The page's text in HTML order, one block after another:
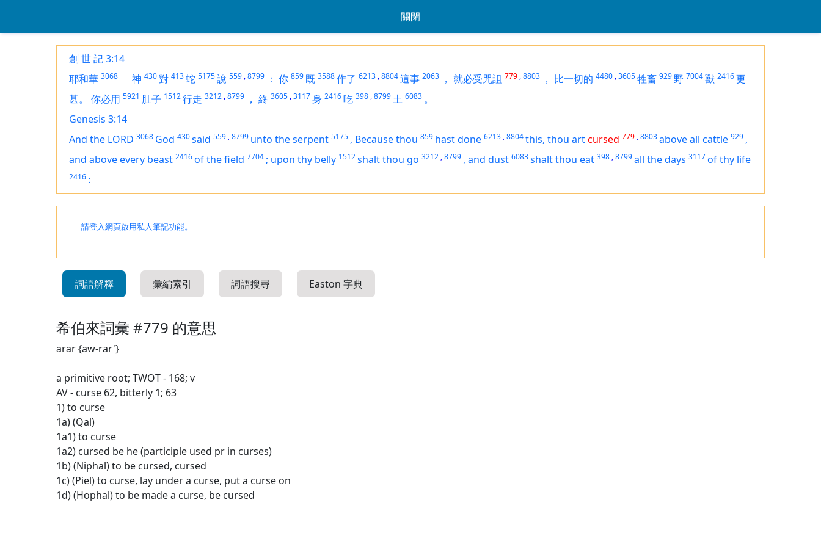
關閉
創 世 記 3:14
耶和華 3068 神 430對 413蛇 5175說 559 ,8799 ： 你 859 既 3588作了 6213 ,8804這事 2063 ， 就必受咒詛 779 ,8803 ， 比一切的 4480 ,3605牲畜 929野 7004獸 2416更
甚。
你必用 5921 肚子 1512行走 3212 ,8799 ， 終 3605 ,3117身 2416吃 398 ,8799土 6083 。
Genesis 3:14
And the LORD 3068 God 430said 559 ,8799 unto the serpent 5175 , Because thou 859 hast done 6213 ,8804this, thou artcursed 779 ,8803above all cattle 929 ,
and above every beast 2416of the field 7704 ; upon thy belly 1512shalt thou go 3212 ,8799 , and dust 6083shalt thou eat 398 ,8799all the days 3117of thy life
2416 :
請登入網頁啟用私人筆記功能。
詞語解釋 彙編索引 詞語搜尋 Easton 字典
希伯來詞彙 #779 的意思
arar {aw-rar'}
a primitive root; TWOT - 168; v
AV - curse 62, bitterly 1; 63
1) to curse
1a) (Qal)
1a1) to curse
1a2) cursed be he (participle used pr in curses)
1b) (Niphal) to be cursed, cursed
1c) (Piel) to curse, lay under a curse, put a curse on
1d) (Hophal) to be made a curse, be cursed